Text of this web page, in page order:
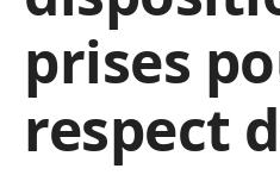
prises
respect